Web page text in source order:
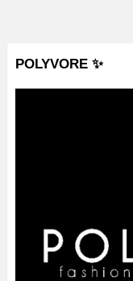
POLYVORE ✨